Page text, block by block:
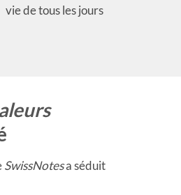
vie de tous les jours
SwissNotesa séduit